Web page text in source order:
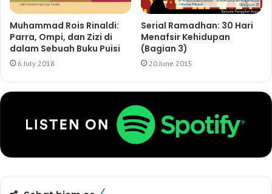
Muhammad Rois Rinaldi:
Parra, Ompi, dan Zizi di
dalam Sebuah Buku Puisi
6 July 2018
Serial Ramadhan: 30 Hari
Menafsir Kehidupan
(Bagian 3)
20 June 2015